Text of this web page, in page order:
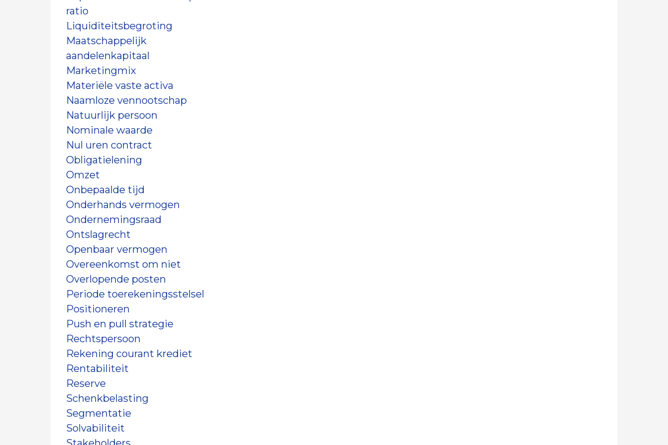
ratio
Liquiditeitsbegroting
Maatschappelijk
aandelenkapitaal
Marketingmix
Materiële vaste activa
Naamloze vennootschap
Natuurlijk persoon
Nominale waarde
Nul uren contract
Obligatielening
Omzet
Onbepaalde tijd
Onderhands vermogen
Ondernemingsraad
Ontslagrecht
Openbaar vermogen
Overeenkomst om niet
Overlopende posten
Periode toerekeningsstelsel
Positioneren
Push en pull strategie
Rechtspersoon
Rekening courant krediet
Rentabiliteit
Reserve
Schenkbelasting
Segmentatie
Solvabiliteit